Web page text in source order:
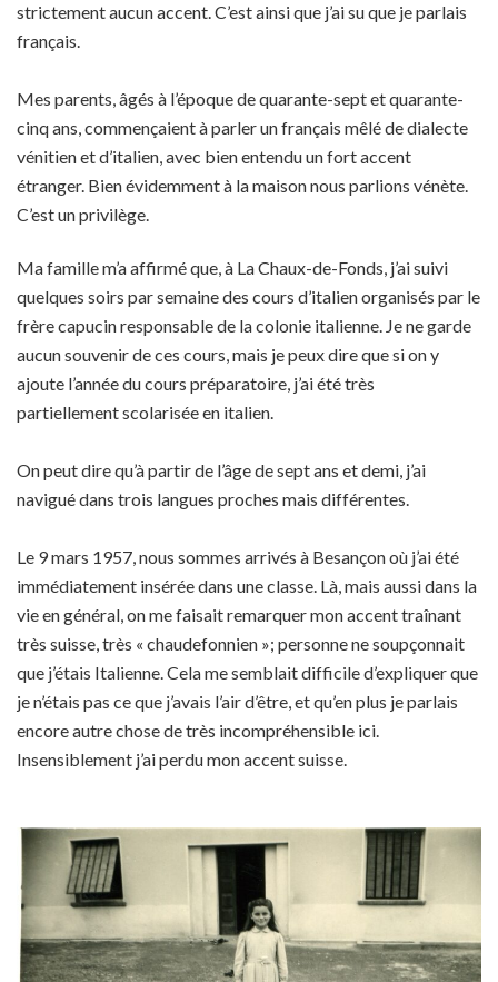
strictement aucun accent. C’est ainsi que j’ai su que je parlais
français.
Mes parents, âgés à l’époque de quarante-sept et quarante-
cinq ans, commençaient à parler un français mêlé de dialecte
vénitien et d’italien, avec bien entendu un fort accent
étranger. Bien évidemment à la maison nous parlions vénète.
C’est un privilège.
Ma famille m’a affirmé que, à La Chaux-de-Fonds, j’ai suivi
quelques soirs par semaine des cours d’italien organisés par le
frère capucin responsable de la colonie italienne. Je ne garde
aucun souvenir de ces cours, mais je peux dire que si on y
ajoute l’année du cours préparatoire, j’ai été très
partiellement scolarisée en italien.
On peut dire qu’à partir de l’âge de sept ans et demi, j’ai
navigué dans trois langues proches mais différentes.
Le 9 mars 1957, nous sommes arrivés à Besançon où j’ai été
immédiatement insérée dans une classe. Là, mais aussi dans la
vie en général, on me faisait remarquer mon accent traînant
très suisse, très « chaudefonnien »; personne ne soupçonnait
que j’étais Italienne. Cela me semblait difficile d’expliquer que
je n’étais pas ce que j’avais l’air d’être, et qu’en plus je parlais
encore autre chose de très incompréhensible ici.
Insensiblement j’ai perdu mon accent suisse.